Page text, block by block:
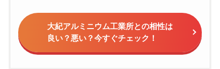
大紀アルミニウム工業所との相性は
良い？悪い？今すぐチェック！